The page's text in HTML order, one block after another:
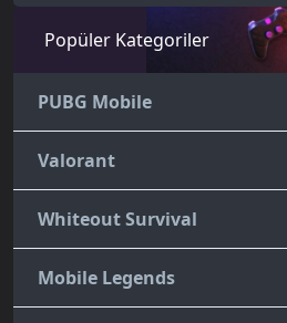
Popüler Kategoriler
PUBG Mobile
Valorant
Whiteout Survival
Mobile Legends